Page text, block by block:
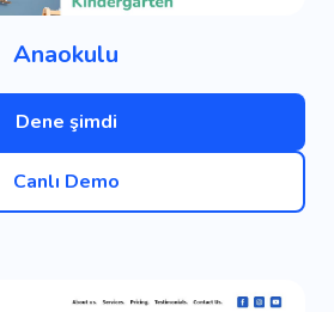
Anaokulu
Dene şimdi
Canlı Demo